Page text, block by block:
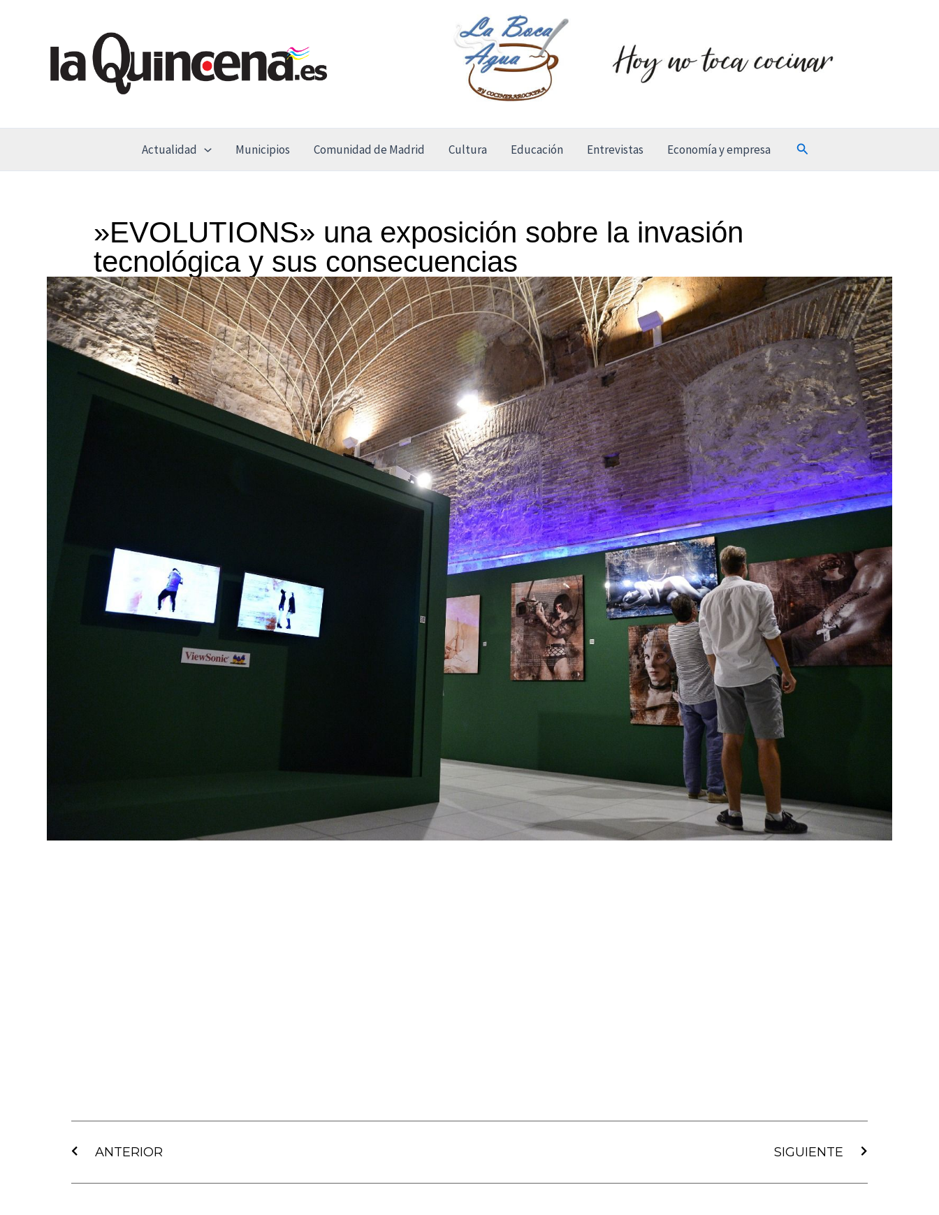
contenido
Actualidad Municipios Comunidad de Madrid Cultura Educación Entrevistas Economía y empresa Buscar
»EVOLUTIONS» una exposición sobre la invasión
tecnológica y sus consecuencias
ANTERIOR SIGUIENTE